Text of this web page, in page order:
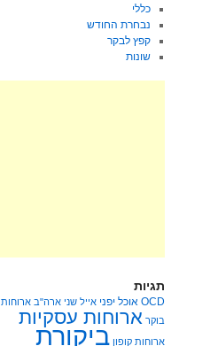
כללי
נבחרת החודש
קפץ לבקר
שונות
תגיות
OCD אוכל יפני אייל שני ארה"ב ארוחות
בוקר ארוחות עסקיות
ארוחות קופון ביקורת